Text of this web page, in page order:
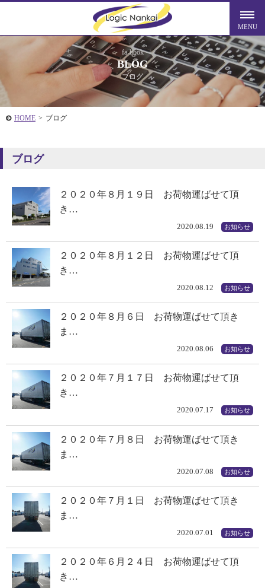
fa-book
BLOG
ブログ
HOME > ブログ
ブログ
２０２０年８月１９日 お荷物運ばせて頂
き…
2020.08.19 お知らせ
２０２０年８月１２日 お荷物運ばせて頂
き…
2020.08.12 お知らせ
２０２０年８月６日 お荷物運ばせて頂き
ま…
2020.08.06 お知らせ
２０２０年７月１７日 お荷物運ばせて頂
き…
2020.07.17 お知らせ
２０２０年７月８日 お荷物運ばせて頂き
ま…
2020.07.08 お知らせ
２０２０年７月１日 お荷物運ばせて頂き
ま…
2020.07.01 お知らせ
２０２０年６月２４日 お荷物運ばせて頂
き…